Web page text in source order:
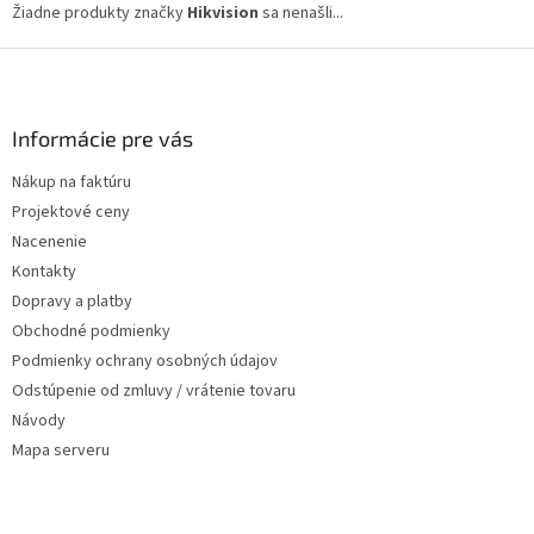
Žiadne produkty značky Hikvision sa nenašli...
Informácie pre vás
Nákup na faktúru
Projektové ceny
Nacenenie
Kontakty
Dopravy a platby
Obchodné podmienky
Podmienky ochrany osobných údajov
Odstúpenie od zmluvy / vrátenie tovaru
Návody
Mapa serveru